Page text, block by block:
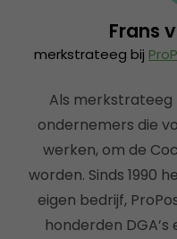
Frans
merkstrateeg bij
Als merkstrateeg
ondernemers die
werken, om de
worden. Sinds 1990
eigen bedrijf,
honderden DGA’s